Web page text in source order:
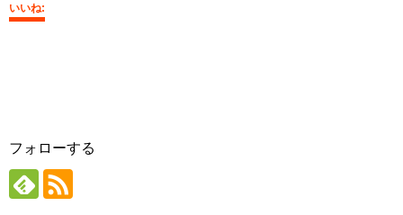
いいね:
フォローする